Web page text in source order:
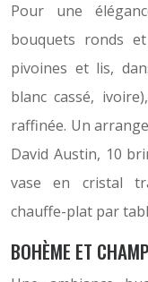
Pour une
bouquets ronds
pivoines et lis,
blanc cassé,
raffinée. Un
David Austin, 10
vase en cristal
chauffe-plat par
BOHÈME ET